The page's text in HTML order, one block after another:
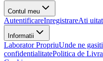
Contul meu
AutentificareInregistrareAti
Informatii
Laborator PropriuUnde ne
confidentialitatePolitica de